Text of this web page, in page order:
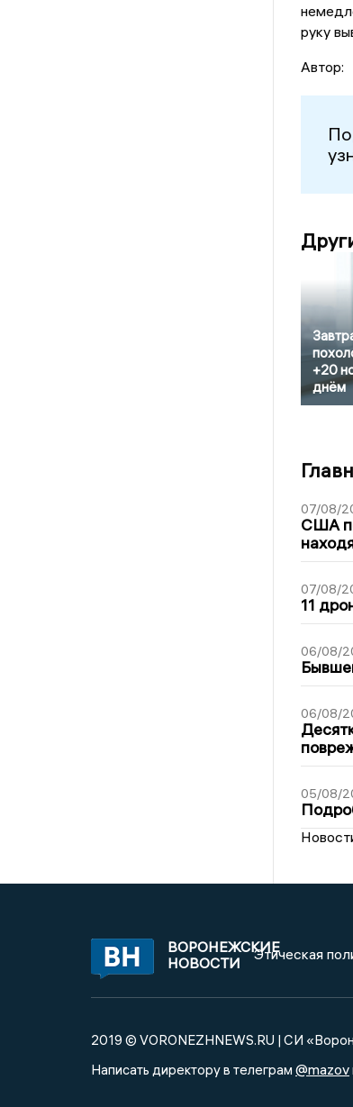
руку
Автор:
+20
днём
07/08/
США
07/08/
11
06/08/
06/08/
05/08/
ВОРОНЕЖСКИЕ
НОВОСТИ
Этическая
2019 © VORONEZHNEWS.RU | СИ
Написать директору в телеграм @mazov